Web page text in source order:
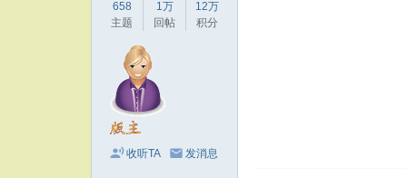
658
主题
1万
回帖
12万
积分
收听TA 发消息